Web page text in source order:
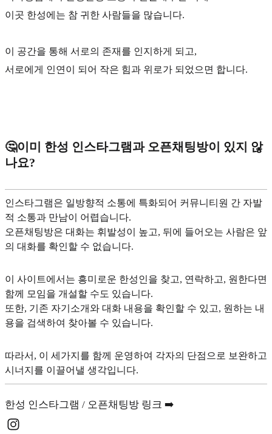
이곳 한성에는 참 귀한 사람들을 많습니다.
이 공간을 통해 서로의 존재를 인지하게 되고,
서로에게 인연이 되어 작은 힘과 위로가 되었으면 합니다.
🤔이미 한성 인스타그램과 오픈채팅방이 있지 않
나요?
인스타그램은 일방향적 소통에 특화되어 커뮤니티원 간 자발
적 소통과 만남이 어렵습니다.
오픈채팅방은 대화는 휘발성이 높고, 뒤에 들어오는 사람은 앞
의 대화를 확인할 수 없습니다.
이 사이트에서는 흥미로운 한성인을 찾고, 연락하고, 원한다면
함께 모임을 개설할 수도 있습니다.
또한, 기존 자기소개와 대화 내용을 확인할 수 있고, 원하는 내
용을 검색하여 찾아볼 수 있습니다.
따라서, 이 세가지를 함께 운영하여 각자의 단점으로 보완하고
시너지를 이끌어낼 생각입니다.
한성 인스타그램 / 오픈채팅방 링크 ➡️